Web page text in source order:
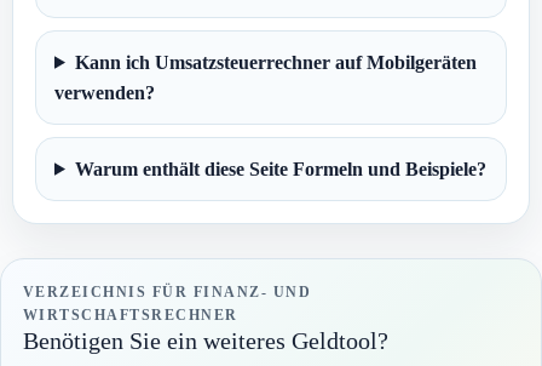
Kann ich Umsatzsteuerrechner auf Mobilgeräten
verwenden?
Warum enthält diese Seite Formeln und Beispiele?
VERZEICHNIS FÜR FINANZ- UND
WIRTSCHAFTSRECHNER
Benötigen Sie ein weiteres Geldtool?